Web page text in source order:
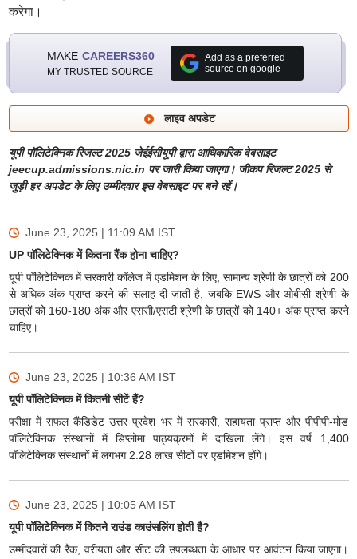
करेगा।
MAKE CAREERS360
MY TRUSTED SOURCE
Add as a preferred
source on google
लाइव अपडेट
यूपी पॉलिटेक्निक रिजल्ट 2025 जेईईसीयूपी द्वारा आधिकारिक वेबसाइट
jeecup.admissions.nic.in पर जारी किया जाएगा। जीकप रिजल्ट 2025 से
जुड़ी हर अपडेट के लिए उम्मीदवार इस वेबसाइट पर बने रहें।
June 23, 2025 | 11:09 AM IST
UP पॉलिटेक्निक में कितना रैंक होना चाहिए?
यूपी पॉलिटेक्निक में सरकारी कॉलेज में एडमिशन के लिए, सामान्य श्रेणी के छात्रों को 200
से अधिक अंक प्राप्त करने की सलाह दी जाती है, जबकि EWS और ओबीसी श्रेणी के
छात्रों को 160-180 अंक और एससी/एसटी श्रेणी के छात्रों को 140+ अंक प्राप्त करने
चाहिए।
June 23, 2025 | 10:36 AM IST
यूपी पॉलिटेक्निक में कितनी सीटें हैं?
परीक्षा में सफल कैंडिडेट उत्तर प्रदेश भर में सरकारी, सहायता प्राप्त और पीपीपी-मोड
पॉलिटेक्निक संस्थानों में डिप्लोमा पाठ्यक्रमों में दाखिला लेंगे। इस वर्ष 1,400
पॉलिटेक्निक संस्थानों में लगभग 2.28 लाख सीटों पर एडमिशन होंगे।
June 23, 2025 | 10:05 AM IST
यूपी पॉलिटेक्निक में कितने राउंड काउंसलिंग होती है?
उम्मीदवारों की रैंक, वरीयता और सीट की उपलब्धता के आधार पर आवंटन किया जाएगा।